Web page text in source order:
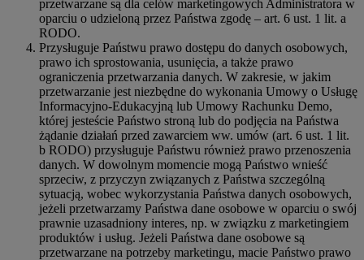
przetwarzane są dla celów marketingowych Administratora w
oparciu o udzieloną przez Państwa zgodę – art. 6 ust. 1 lit. a
RODO.
Przysługuje Państwu prawo dostępu do danych osobowych,
prawo ich sprostowania, usunięcia, a także prawo
ograniczenia przetwarzania danych. W zakresie, w jakim
przetwarzanie jest niezbędne do wykonania Umowy o Usługę
Informacyjno-Edukacyjną lub Umowy Rachunku Demo,
której jesteście Państwo stroną lub do podjęcia na Państwa
żądanie działań przed zawarciem ww. umów (art. 6 ust. 1 lit.
b RODO) przysługuje Państwu również prawo przenoszenia
danych. W dowolnym momencie mogą Państwo wnieść
sprzeciw, z przyczyn związanych z Państwa szczególną
sytuacją, wobec wykorzystania Państwa danych osobowych,
jeżeli przetwarzamy Państwa dane osobowe w oparciu o swój
prawnie uzasadniony interes, np. w związku z marketingiem
produktów i usług. Jeżeli Państwa dane osobowe są
przetwarzane na potrzeby marketingu, macie Państwo prawo